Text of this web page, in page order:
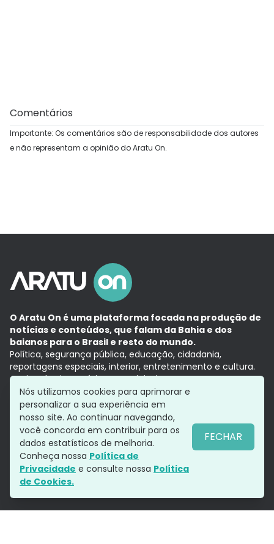
Comentários
Importante: Os comentários são de responsabilidade dos autores
e não representam a opinião do Aratu On.
O Aratu On é uma plataforma focada na produção de
notícias e conteúdos, que falam da Bahia e dos
baianos para o Brasil e resto do mundo.
Política, segurança pública, educação, cidadania,
reportagens especiais, interior, entretenimento e cultura.
Aqui, tudo vira notícia e a notícia é no tempo presente,
com a credibilidade do Grupo Aratu.
Grupo Aratu
Política de privacidade
Siga-nos
Nós utilizamos cookies para aprimorar e
personalizar a sua experiência em
nosso site. Ao continuar navegando,
você concorda em contribuir para os
dados estatísticos de melhoria.
Conheça nossa Política de
Privacidade e consulte nossa Política
de Cookies.
FECHAR